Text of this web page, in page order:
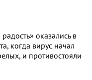
оказались в
когда вирус начал
и противостояли